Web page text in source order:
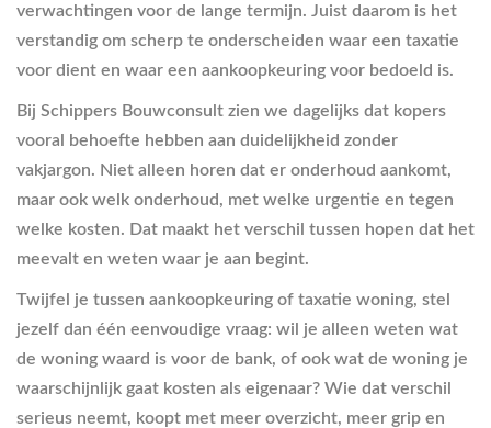
verwachtingen voor de lange termijn. Juist daarom is het
verstandig om scherp te onderscheiden waar een taxatie
voor dient en waar een aankoopkeuring voor bedoeld is.
Bij Schippers Bouwconsult zien we dagelijks dat kopers
vooral behoefte hebben aan duidelijkheid zonder
vakjargon. Niet alleen horen dat er onderhoud aankomt,
maar ook welk onderhoud, met welke urgentie en tegen
welke kosten. Dat maakt het verschil tussen hopen dat het
meevalt en weten waar je aan begint.
Twijfel je tussen aankoopkeuring of taxatie woning, stel
jezelf dan één eenvoudige vraag: wil je alleen weten wat
de woning waard is voor de bank, of ook wat de woning je
waarschijnlijk gaat kosten als eigenaar? Wie dat verschil
serieus neemt, koopt met meer overzicht, meer grip en